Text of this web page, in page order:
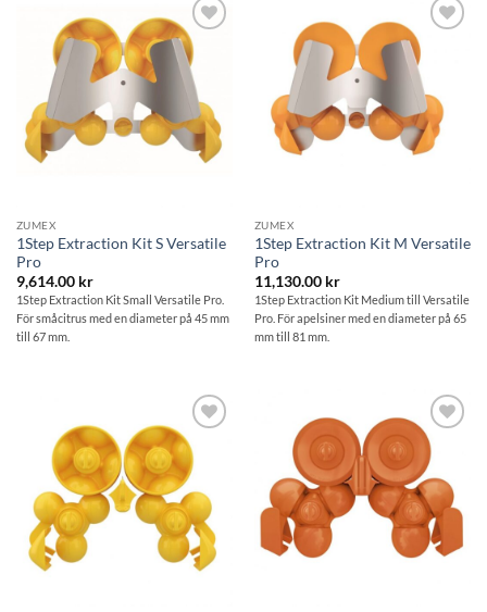
Lägg till i
önskelistan
ZUMEX
1Step Extraction Kit S Versatile
Pro
9,614.00 kr
1Step Extraction Kit Small Versatile Pro.
För småcitrus med en diameter på 45 mm
till 67 mm.
Lägg till i
önskelistan
ZUMEX
1Step Extraction Kit M Versatile
Pro
11,130.00 kr
1Step Extraction Kit Medium till Versatile
Pro. För apelsiner med en diameter på 65
mm till 81 mm.
Lägg till i
önskelistan
Lägg till i
önskelistan